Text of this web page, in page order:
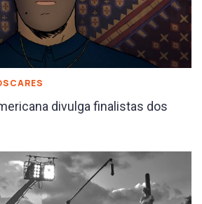
divulga finalistas dos